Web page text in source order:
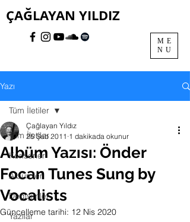
ME
NU
ÇAĞLAYAN YILDIZ
Yazı
Tüm İletiler
Konserler
Albümler
Değişimler
Yazılar
Tüm İletiler
Albüm Yazısı: Önder
Focan Tunes Sung by
Vocalists
Çağlayan Yıldız
25 Şub 2011 1 dakikada okunur
Güncelleme tarihi: 12 Nis 2020